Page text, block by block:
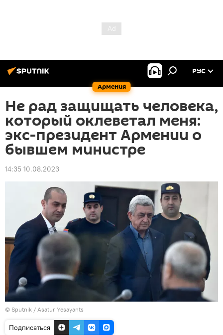
Армения
РУС
Не рад защищать человека,
который оклеветал меня:
экс-президент Армении о
бывшем министре
14:35 10.08.2023
© Sputnik / Asatur Yesayants
Подписаться